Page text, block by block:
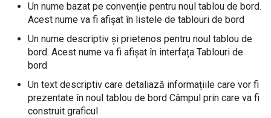
Un nume bazat pe convenție pentru noul tablou de bord.
Acest nume va fi afișat în listele de tablouri de bord
Un nume descriptiv și prietenos pentru noul tablou de
bord. Acest nume va fi afișat în interfața Tablouri de
bord
Un text descriptiv care detaliază informațiile care vor fi
prezentate în noul tablou de bord Câmpul prin care va fi
construit graficul